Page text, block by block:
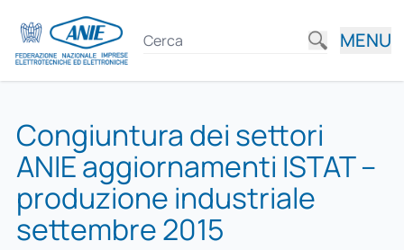
MENU
Congiuntura dei settori
ANIE aggiornamenti ISTAT –
produzione industriale
settembre 2015